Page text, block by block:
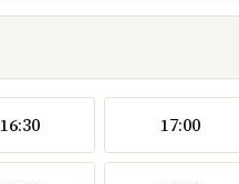
16:30 17:00